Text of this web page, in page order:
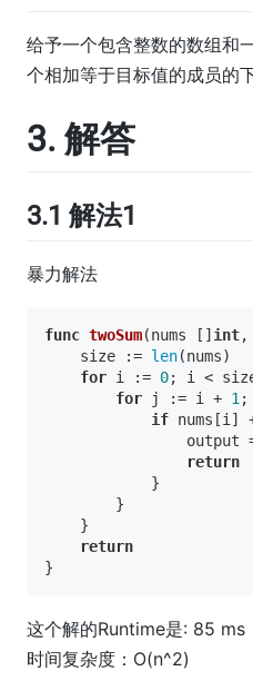
给予一个包含整数的数组和
个相加等于目标值的成员的下
3. 解答
3.1 解法1
暴力解法
func twoSum(nums [] int,
    size :=
len(nums)
for i := 0; i <
for j := i + 1;
if nums[i]
output
return
            }
        }
    }
return
这个解的Runtime是: 85 ms
时间复杂度： O(n^2)